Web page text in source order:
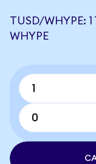
TUSD/WHYPE:
WHYPE